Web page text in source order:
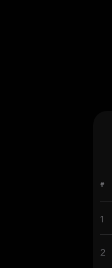
#
1
2